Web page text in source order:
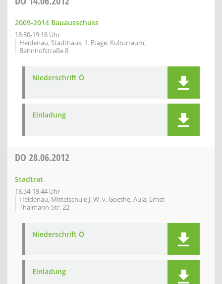
2009-2014 Bauausschuss
18:30-19:16 Uhr
Heidenau, Stadthaus, 1. Etage, Kulturraum,
Bahnhofstraße 8
Niederschrift Ö
Einladung
DO 28.06.2012
Stadtrat
18:34-19:44 Uhr
Heidenau, Mittelschule J. W. v. Goethe, Aula, Ernst-
Thälmann-Str. 22
Niederschrift Ö
Einladung